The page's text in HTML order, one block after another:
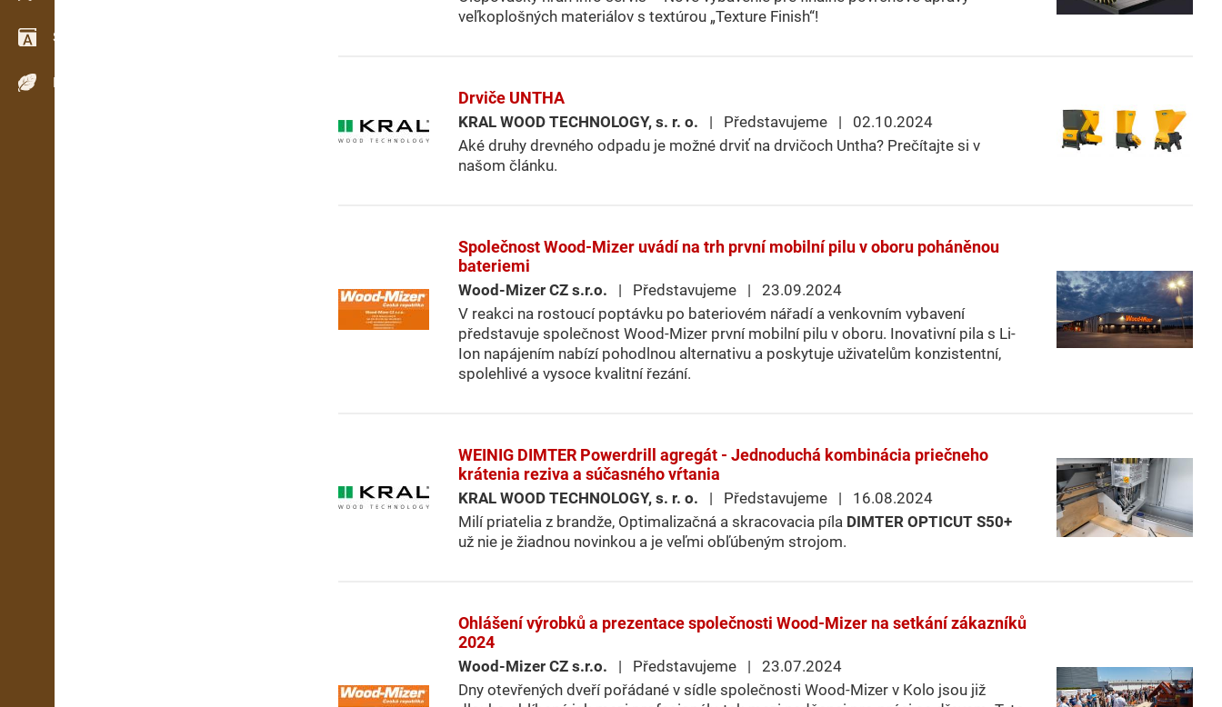
Slovník
Dřeviny
veľkoplošných materiálov s textúrou „Texture Finish“!
Drviče UNTHA
KRAL WOOD TECHNOLOGY, s. r. o. | Představujeme | 02.10.2024
Aké druhy drevného odpadu je možné drviť na drvičoch Untha? Prečítajte si v
našom článku.
Společnost Wood-Mizer uvádí na trh první mobilní pilu v oboru poháněnou
bateriemi
Wood-Mizer CZ s.r.o. | Představujeme | 23.09.2024
V reakci na rostoucí poptávku po bateriovém nářadí a venkovním vybavení
představuje společnost Wood-Mizer první mobilní pilu v oboru. Inovativní pila s Li-
Ion napájením nabízí pohodlnou alternativu a poskytuje uživatelům konzistentní,
spolehlivé a vysoce kvalitní řezání.
WEINIG DIMTER Powerdrill agregát - Jednoduchá kombinácia priečneho
krátenia reziva a súčasného vŕtania
KRAL WOOD TECHNOLOGY, s. r. o. | Představujeme | 16.08.2024
Milí priatelia z brandže, Optimalizačná a skracovacia píla DIMTER OPTICUT S50+
už nie je žiadnou novinkou a je veľmi obľúbeným strojom.
Ohlášení výrobků a prezentace společnosti Wood-Mizer na setkání zákazníků
2024
Wood-Mizer CZ s.r.o. | Představujeme | 23.07.2024
Dny otevřených dveří pořádané v sídle společnosti Wood-Mizer v Kolo jsou již